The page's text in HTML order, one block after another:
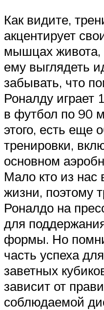
Как видите,
акцентирует
мышцах живота,
ему выглядеть
забывать, что
Роналду играет
в футбол по 90
этого, есть еще
тренировки,
основном
Мало кто из нас
жизни, поэтому
Роналдо на
для
формы. Но
часть успеха
заветных
зависит от
соблюдаемой